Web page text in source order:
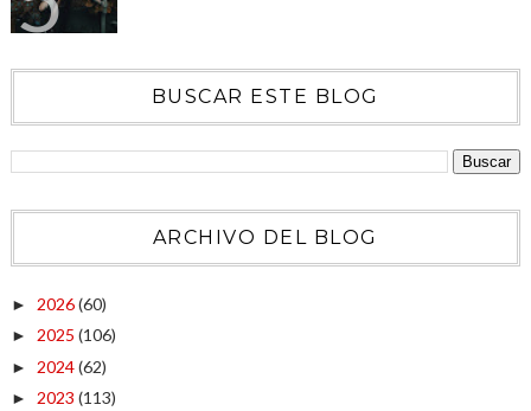
BUSCAR ESTE BLOG
ARCHIVO DEL BLOG
► 2026(60)
► 2025 (106)
► 2024(62)
► 2023 (113)